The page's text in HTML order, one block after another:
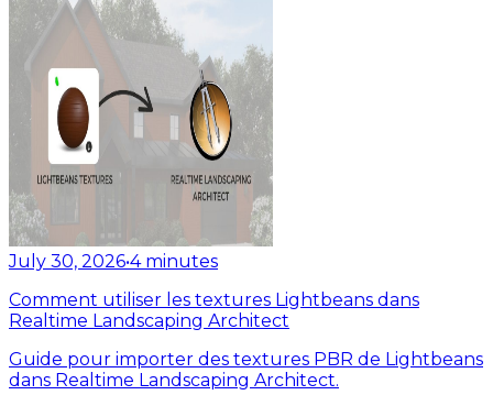
July 30, 2026•4 minutes
Comment utiliser les textures Lightbeans dans
Realtime Landscaping Architect
Guide pour importer des textures PBR de Lightbeans
dans Realtime Landscaping Architect.